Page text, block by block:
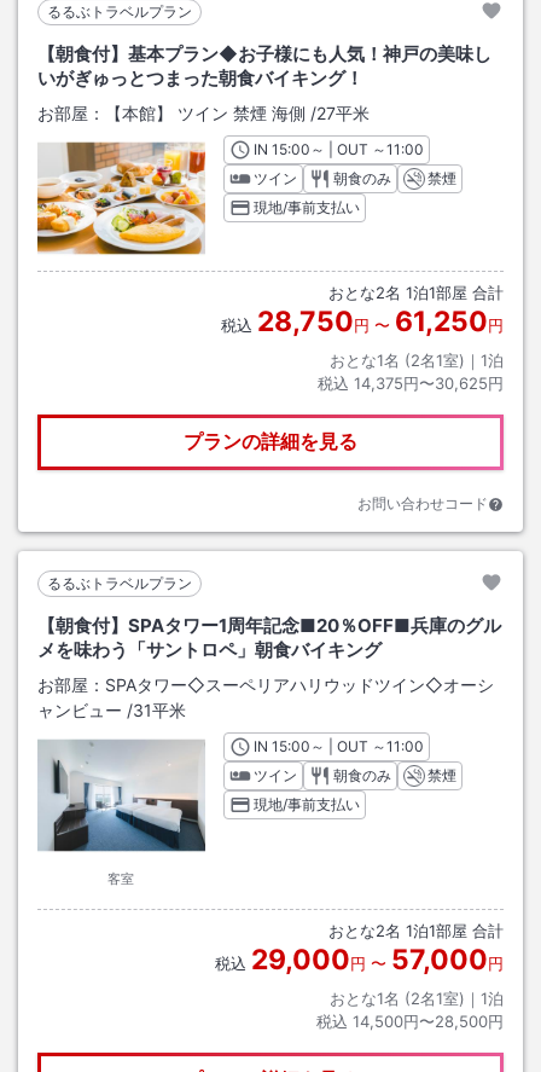
るるぶトラベルプラン
【朝食付】基本プラン◆お子様にも人気！神戸の美味し
いがぎゅっとつまった朝食バイキング！
お部屋： 【本館】 ツイン 禁煙 海側 /27平米
INチェックイン
15:00 ～ | OUT チェックアウト
～11:00
ツイン
朝食のみ
禁煙
現地/事前支払い
おとな2名 1泊1部屋 合計
税込 28,750円 〜 61,250円
おとな1名 (2名1室)｜ 1泊
税込 14,375円〜30,625円
プランの詳細を見る
お問い合わせコード
るるぶトラベルプラン
【朝食付】SPAタワー1周年記念■20％OFF■兵庫のグル
メを味わう「サントロペ」朝食バイキング
お部屋： SPAタワー◇スーペリアハリウッドツイン◇オーシ
ャンビュー /31平米
客室
INチェックイン
15:00 ～ | OUT チェックアウト
～11:00
ツイン
朝食のみ
禁煙
現地/事前支払い
おとな2名 1泊1部屋 合計
税込 29,000円 〜 57,000円
おとな1名 (2名1室)｜ 1泊
税込 14,500円〜28,500円